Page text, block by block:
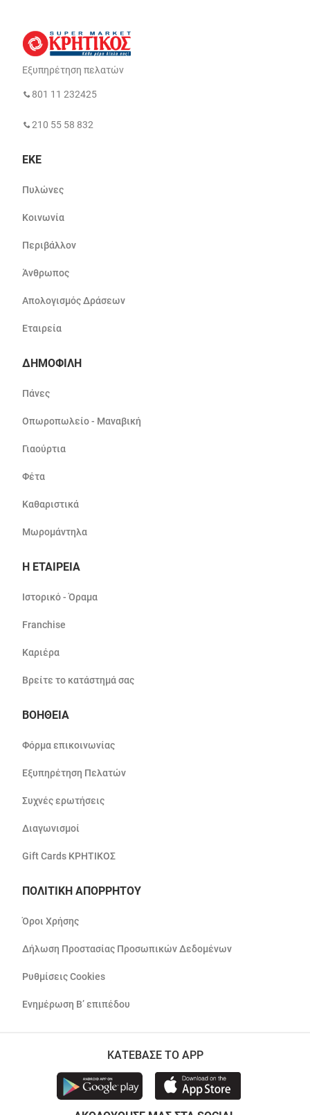
Εξυπηρέτηση πελατών
801 11 232425
210 55 58 832
ΕΚΕ
Πυλώνες
Κοινωνία
Περιβάλλον
Άνθρωπος
Απολογισμός Δράσεων
Εταιρεία
ΔΗΜΟΦΙΛΗ
Πάνες
Οπωροπωλείο - Μαναβική
Γιαούρτια
Φέτα
Καθαριστικά
Μωρομάντηλα
Η ΕΤΑΙΡΕΙΑ
Ιστορικό - Όραμα
Franchise
Καριέρα
Βρείτε το κατάστημά σας
ΒΟΗΘΕΙΑ
Φόρμα επικοινωνίας
Εξυπηρέτηση Πελατών
Συχνές ερωτήσεις
Διαγωνισμοί
Gift Cards ΚΡΗΤΙΚΟΣ
ΠΟΛΙΤΙΚΗ ΑΠΟΡΡΗΤΟΥ
Όροι Χρήσης
Δήλωση Προστασίας Προσωπικών Δεδομένων
Ρυθμίσεις Cookies
Ενημέρωση Β’ επιπέδου
ΚΑΤΕΒΑΣΕ ΤΟ APP